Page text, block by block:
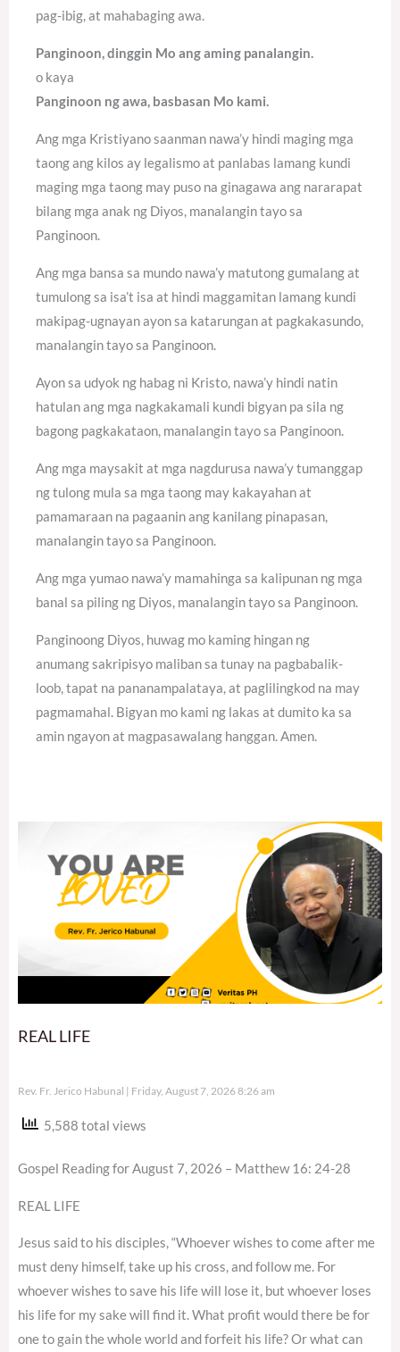
pag-ibig, at mahabaging awa.
Panginoon, dinggin Mo ang aming panalangin.
o kaya
Panginoon ng awa, basbasan Mo kami.
Ang mga Kristiyano saanman nawa’y hindi maging mga
taong ang kilos ay legalismo at panlabas lamang kundi
maging mga taong may puso na ginagawa ang nararapat
bilang mga anak ng Diyos, manalangin tayo sa
Panginoon.
Ang mga bansa sa mundo nawa’y matutong gumalang at
tumulong sa isa’t isa at hindi maggamitan lamang kundi
makipag-ugnayan ayon sa katarungan at pagkakasundo,
manalangin tayo sa Panginoon.
Ayon sa udyok ng habag ni Kristo, nawa’y hindi natin
hatulan ang mga nagkakamali kundi bigyan pa sila ng
bagong pagkakataon, manalangin tayo sa Panginoon.
Ang mga maysakit at mga nagdurusa nawa’y tumanggap
ng tulong mula sa mga taong may kakayahan at
pamamaraan na pagaanin ang kanilang pinapasan,
manalangin tayo sa Panginoon.
Ang mga yumao nawa’y mamahinga sa kalipunan ng mga
banal sa piling ng Diyos, manalangin tayo sa Panginoon.
Panginoong Diyos, huwag mo kaming hingan ng
anumang sakripisyo maliban sa tunay na pagbabalik-
loob, tapat na pananampalataya, at paglilingkod na may
pagmamahal. Bigyan mo kami ng lakas at dumito ka sa
amin ngayon at magpasawalang hanggan. Amen.
REAL LIFE
Rev. Fr. Jerico Habunal Friday, August 7, 2026 8:26 am
5,588 total views
Gospel Reading for August 7, 2026 – Matthew 16: 24-28
REAL LIFE
Jesus said to his disciples, “Whoever wishes to come after me
must deny himself, take up his cross, and follow me. For
whoever wishes to save his life will lose it, but whoever loses
his life for my sake will find it. What profit would there be for
one to gain the whole world and forfeit his life? Or what can